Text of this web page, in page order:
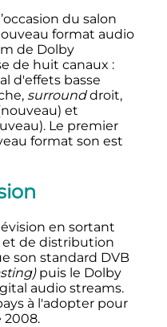
du salon
format audio
de Dolby
de huit canaux :
d'effets basse
surrounddroit,
et
Le premier
format son est
en sortant
de distribution
son standard DVB
puis le Dolby
audio streams.
à l'adopter pour
2008.